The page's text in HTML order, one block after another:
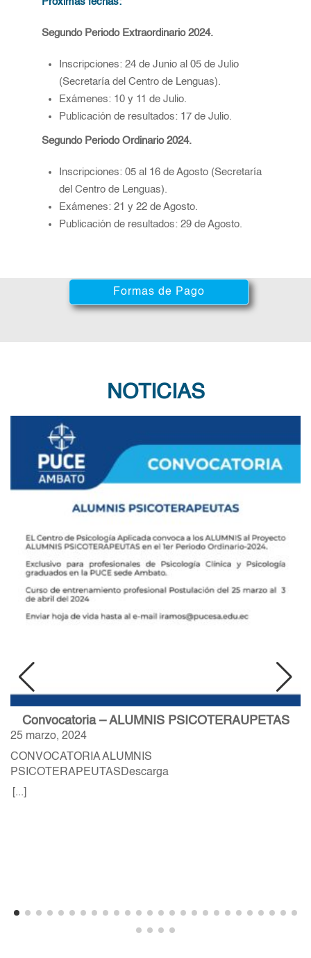
Segundo Periodo Extraordinario 2024.
Inscripciones: 24 de Junio al 05 de Julio
(Secretaría del Centro de Lenguas).
Exámenes: 10 y 11 de Julio.
Publicación de resultados: 17 de Julio.
Segundo Periodo Ordinario 2024.
Inscripciones: 05 al 16 de Agosto (Secretaría
del Centro de Lenguas).
Exámenes: 21 y 22 de Agosto.
Publicación de resultados: 29 de Agosto.
Formas de Pago
NOTICIAS
Convocatoria – ALUMNIS PSICOTERAUPETAS
25 marzo, 2024
CONVOCATORIA ALUMNIS
PSICOTERAPEUTASDescarga
[...]